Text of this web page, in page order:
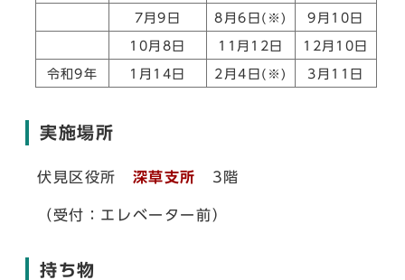
7月9日 8月6日(※) 9月10日
10月8日 11月12日 12月10日
令和9年 1月14日 2月4日(※) 3月11日
実施場所
伏見区役所 深草支所 3階
（受付：エレベーター前）
持ち物